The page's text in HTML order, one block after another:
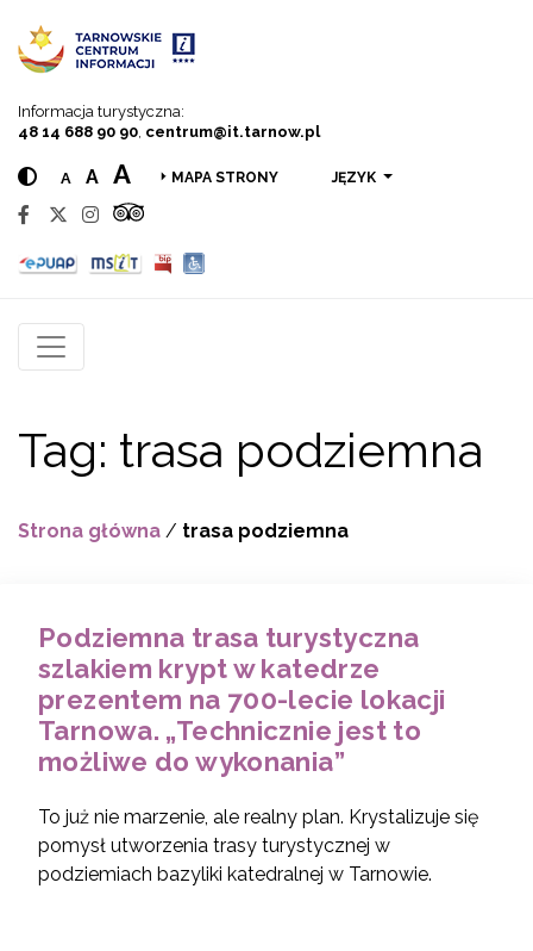
Informacja turystyczna:
48 14 688 90 90 centrum@it.tarnow.pl
A A A MAPA STRONY JĘZYK
Tag: trasa podziemna
Strona główna / trasa podziemna
Podziemna trasa turystyczna
szlakiem krypt w katedrze
prezentem na 700-lecie lokacji
Tarnowa. „Technicznie jest to
możliwe do wykonania”
To już nie marzenie, ale realny plan. Krystalizuje się
pomysł utworzenia trasy turystycznej w
podziemiach bazyliki katedralnej w Tarnowie.